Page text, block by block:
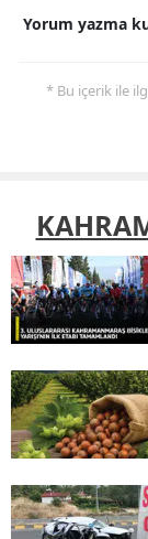
Yorum yazma
* Bu içerik ile